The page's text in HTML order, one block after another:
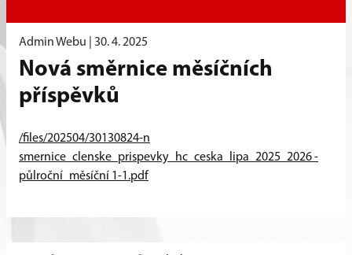
Admin Webu | 30. 4. 2025
Nová směrnice měsíčních
příspěvků
/files/202504/30130824-n
smernice_clenske_prispevky_hc_ceska_lipa_2025_2026 -
půlroční_měsíční 1-1.pdf